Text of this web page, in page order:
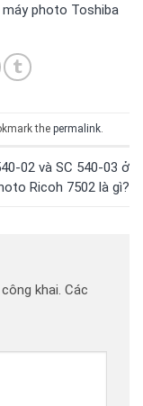
máy photo Toshiba
the permalink.
02 và SC 540-03 ở
Ricoh 7502 là gì?
khai. Các